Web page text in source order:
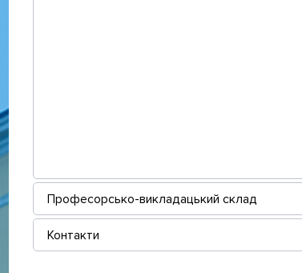
Професорсько-викладацький склад
Контакти